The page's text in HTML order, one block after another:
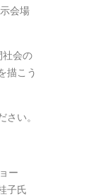
会場
社会の
描こう
さい。
ー
子氏